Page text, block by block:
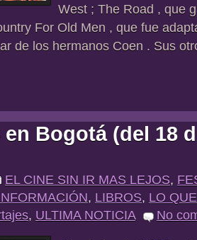
West ; The Road , que
For Old Men , que fue
de los hermanos Coen . Sus
en Bogotá (del 18
EL CINE SIN IR MAS LEJOS,
, LIBROS, LO
, ULTIMA NOTICIA
No